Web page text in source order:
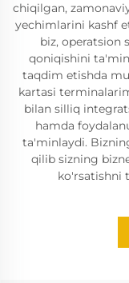
chiqilgan,
yechimlarini kashf
biz, operatsion
qoniqishini
taqdim etishda
kartasi
bilan silliq
hamda
ta'minlaydi.
qilib sizning
ko'rsatishni